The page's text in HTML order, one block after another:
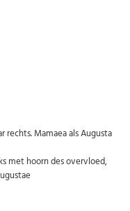
rechts. Mamaea als Augusta
met hoorn des overvloed,